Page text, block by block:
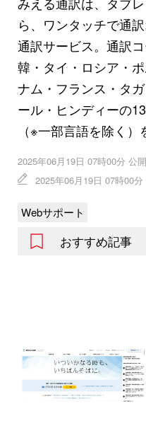
ら、ワンタッチで通
通訳サービス。通訳
韓・タイ・ロシア・
ナム・フランス・タ
ール・ヒンディーの
（※一部言語を除く）
2025年06月19日 07時00分 公開
2025年06月19日 07時00分
Webサポート
おすすめ記事